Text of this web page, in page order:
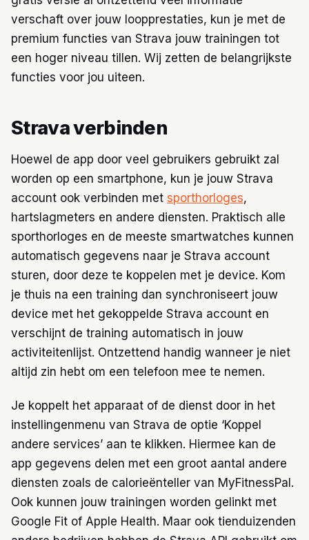
verschaft over jouw loopprestaties, kun je met de
premium functies van Strava jouw trainingen tot
een hoger niveau tillen. Wij zetten de belangrijkste
functies voor jou uiteen.
Strava verbinden
Hoewel de app door veel gebruikers gebruikt zal
worden op een smartphone, kun je jouw Strava
account ook verbinden met sporthorloges,
hartslagmeters en andere diensten. Praktisch alle
sporthorloges en de meeste smartwatches kunnen
automatisch gegevens naar je Strava account
sturen, door deze te koppelen met je device. Kom
je thuis na een training dan synchroniseert jouw
device met het gekoppelde Strava account en
verschijnt de training automatisch in jouw
activiteitenlijst. Ontzettend handig wanneer je niet
altijd zin hebt om een telefoon mee te nemen.
Je koppelt het apparaat of de dienst door in het
instellingenmenu van Strava de optie ‘Koppel
andere services’ aan te klikken. Hiermee kan de
app gegevens delen met een groot aantal andere
diensten zoals de calorieënteller van MyFitnessPal.
Ook kunnen jouw trainingen worden gelinkt met
Google Fit of Apple Health. Maar ook tienduizenden